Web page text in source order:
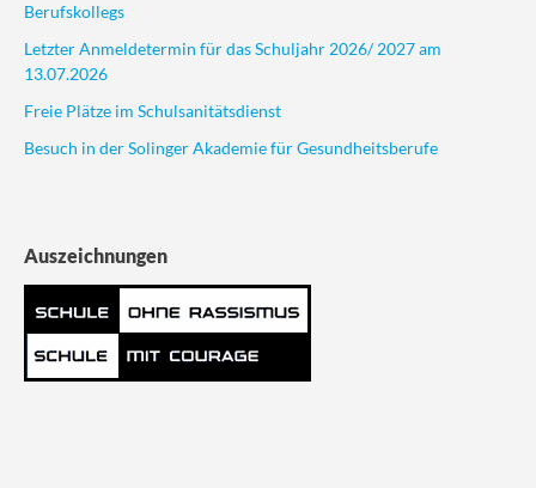
Berufskollegs
Letzter Anmeldetermin für das Schuljahr 2026/ 2027 am
13.07.2026
Freie Plätze im Schulsanitätsdienst
Besuch in der Solinger Akademie für Gesundheitsberufe
Auszeichnungen